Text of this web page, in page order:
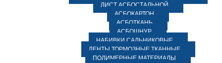
ЛИСТ АСБОСТАЛЬНОЙ
АСБОКАРТОН
АСБОТКАНЬ
АСБОШНУР
НАБИВКИ САЛЬНИКОВЫЕ
ЛЕНТЫ ТОРМОЗНЫЕ ТКАННЫЕ
ПОЛИМЕРНЫЕ МАТЕРИАЛЫ